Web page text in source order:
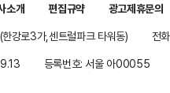
소개 편집규약
광고제휴문의
강로3가,센트럴파크 타워동)
전
등록번호: 서울 아00055